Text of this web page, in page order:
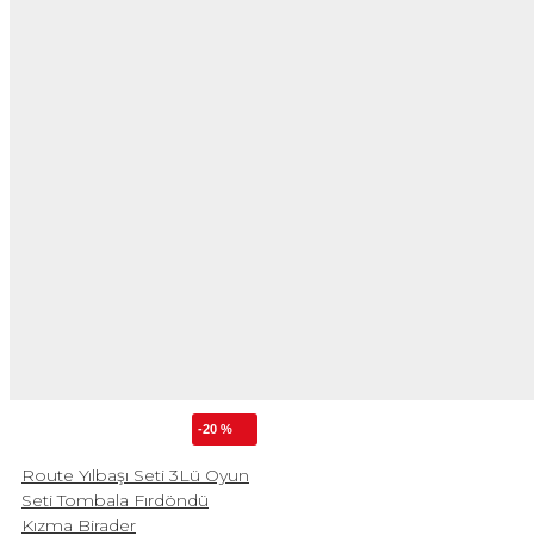
-20 %
Route Yılbaşı Seti 3Lü Oyun
Seti Tombala Fırdöndü
Kızma Birader